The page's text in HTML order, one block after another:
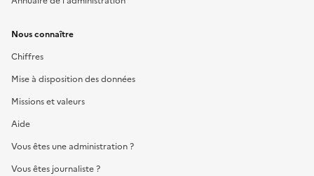
Nous connaître
Chiffres
Mise à disposition des données
Missions et valeurs
Aide
Vous êtes une administration ?
Vous êtes journaliste ?